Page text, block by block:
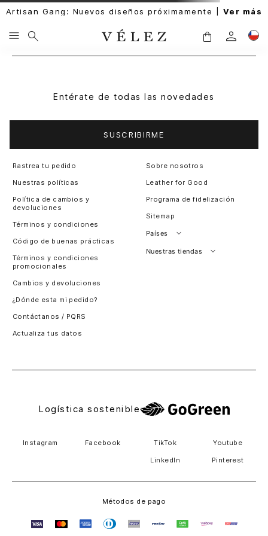
Artisan Gang: Nuevos diseños próximamente | Ver más
Entérate de todas las novedades
SUSCRIBIRME
Rastrea tu pedido
Nuestras políticas
Política de cambios y
devoluciones
Términos y condiciones
Código de buenas prácticas
Términos y condiciones
promocionales
Cambios y devoluciones
¿Dónde esta mi pedido?
Contáctanos / PQRS
Actualiza tus datos
Sobre nosotros
Leather for Good
Programa de fidelización
Sitemap
Países
Perú
Nuestras tiendas
Logística sostenible
Instagram Facebook TikTok Youtube
LinkedIn Pinterest
Métodos de pago